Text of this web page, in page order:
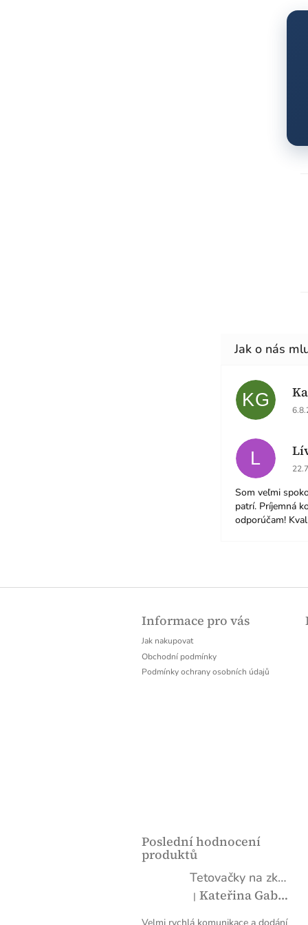
KG
L
Som veľmi
patrí. Príjemná
odporúčam!
Informace pro vás
Jak nakupovat
Obchodní podmínky
Podmínky ochrany osobních údajů
Poslední hodnocení
produktů
Tetovačky na zkoušku vlastní návrh A4
Hodnocení produktu je 5 z
| Kateřina Gabrielová